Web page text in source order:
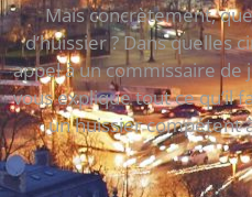
Mais concrètement,
d’huissier ? Dans quelles
appel à un commissaire de
vous explique tout ce qu’il
un huissier compétent